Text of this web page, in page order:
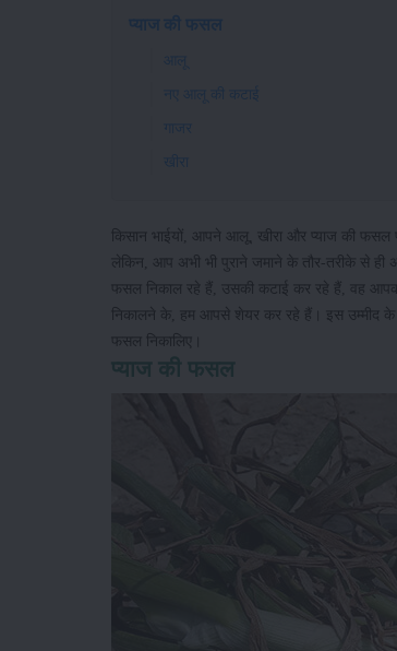
प्याज की फसल
नए आलू की कटाई
गाजर
खीरा
किसान भाईयों, आपने आलू, खीरा और प्याज की फसल
लेकिन, आप अभी भी पुराने जमाने के तौर-तरीके से
फसल निकाल रहे हैं, उसकी कटाई कर रहे हैं, वह
निकालने के, हम आपसे शेयर कर रहे हैं। इस उम्मीद
फसल निकालिए।
प्याज की फसल